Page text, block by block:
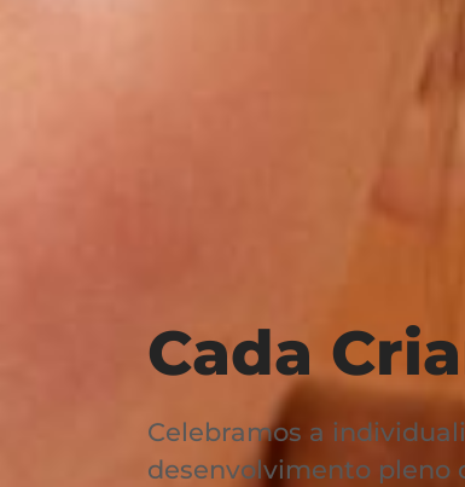
Cada
Celebramos a
desenvolvimento pleno